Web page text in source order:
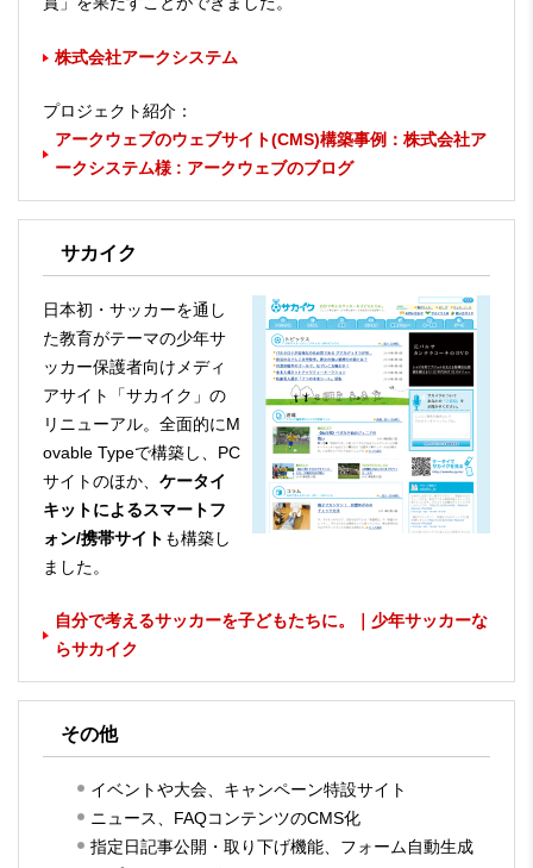
株式会社アークシステム
プロジェクト紹介：
アークウェブのウェブサイト(CMS)構築事例：株式会社ア
ークシステム様 : アークウェブのブログ
サカイク
日本初・サッカーを通し
た教育がテーマの少年サ
ッカー保護者向けメディ
アサイト「サカイク」の
リニューアル。全面的にM
ovable Typeで構築し、PC
サイトのほか、 ケータイ
キットによるスマートフ
ォン/携帯サイト も構築し
ました。
自分で考えるサッカーを子どもたちに。｜少年サッカーな
らサカイク
その他
イベントや大会、キャンペーン特設サイト
ニュース、FAQコンテンツのCMS化
指定日記事公開・取り下げ機能、フォーム自動生成